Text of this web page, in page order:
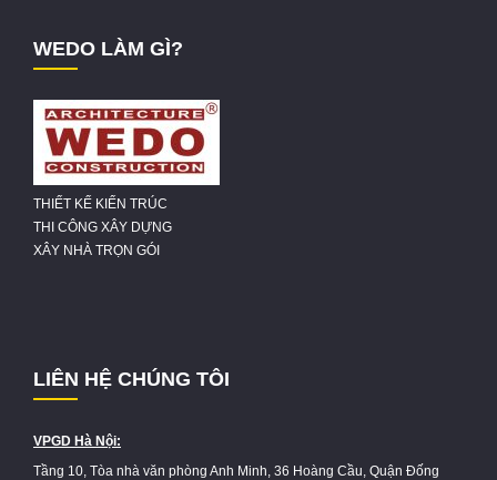
WEDO LÀM GÌ?
THIẾT KẾ KIẾN TRÚC
THI CÔNG XÂY DỰNG
XÂY NHÀ TRỌN GÓI
LIÊN HỆ CHÚNG TÔI
VPGD Hà Nội:
Tầng 10, Tòa nhà văn phòng Anh Minh, 36 Hoàng Cầu, Quận Đống